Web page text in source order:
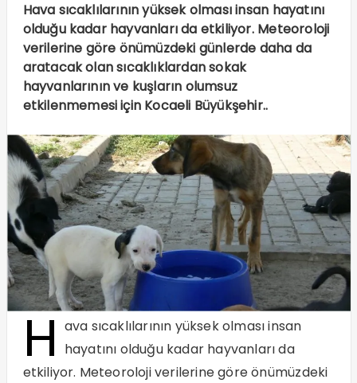
Hava sıcaklılarının yüksek olması insan hayatını
olduğu kadar hayvanları da etkiliyor. Meteoroloji
verilerine göre önümüzdeki günlerde daha da
aratacak olan sıcaklıklardan sokak
hayvanlarının ve kuşların olumsuz
etkilenmemesi için Kocaeli Büyükşehir..
H ava sıcaklılarının yüksek olması insan
hayatını olduğu kadar hayvanları da
etkiliyor. Meteoroloji verilerine göre önümüzdeki